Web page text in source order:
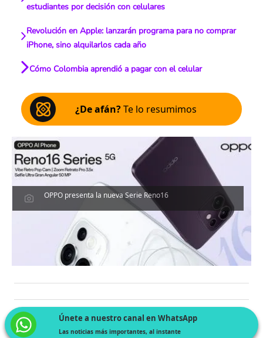
estudiantes por decisión con celulares
Revolución en Apple: lanzarán programa para no comprar
iPhone, sino alquilarlos cada año
Cómo Colombia aprendió a pagar con el celular
¿De afán?Te lo resumimos
OPPO presenta la nueva Serie Reno16
Únete a nuestro canal en WhatsApp
Las noticias más importantes, al instante